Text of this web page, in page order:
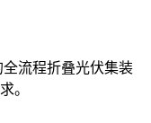
流程折叠光伏集装
。